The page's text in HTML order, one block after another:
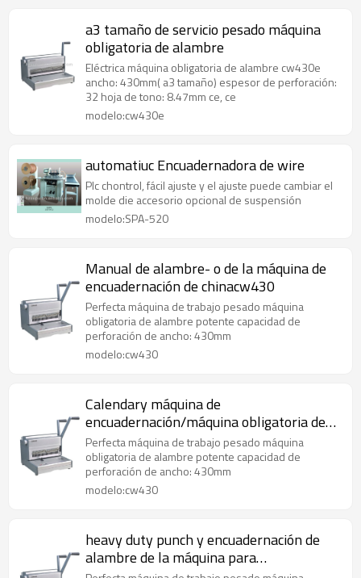
a3 tamaño de servicio pesado máquina
obligatoria de alambre
Eléctrica máquina obligatoria de alambre cw430e
ancho: 430mm( a3 tamaño) espesor de perforación:
32 hoja de tono: 8.47mm ce, ce
modelo:cw430e
automatiuc Encuadernadora de wire
Plc chontrol, fácil ajuste y el ajuste puede cambiar el
molde die accesorio opcional de suspensión
modelo:SPA-520
Manual de alambre- o de la máquina de
encuadernación de chinacw430
Perfecta máquina de trabajo pesado máquina
obligatoria de alambre potente capacidad de
perforación de ancho: 430mm
modelo:cw430
Calendary máquina de
encuadernación/máquina obligatoria de
alambre para la venta cw430
Perfecta máquina de trabajo pesado máquina
obligatoria de alambre potente capacidad de
perforación de ancho: 430mm
modelo:cw430
heavy duty punch y encuadernación de
alambre de la máquina para